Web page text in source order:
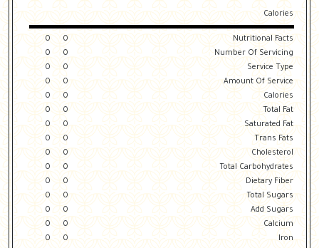
Calories
Nutritional Facts
0
0
Number Of Servicing
0
0
Service Type
0
0
Amount Of Service
0
0
Calories
0
0
Total Fat
0
0
Saturated Fat
0
0
Trans Fats
0
0
Cholesterol
0
0
Total Carbohydrates
0
0
Dietary Fiber
0
0
Total Sugars
0
0
Add Sugars
0
0
Calcium
0
0
Iron
0
0